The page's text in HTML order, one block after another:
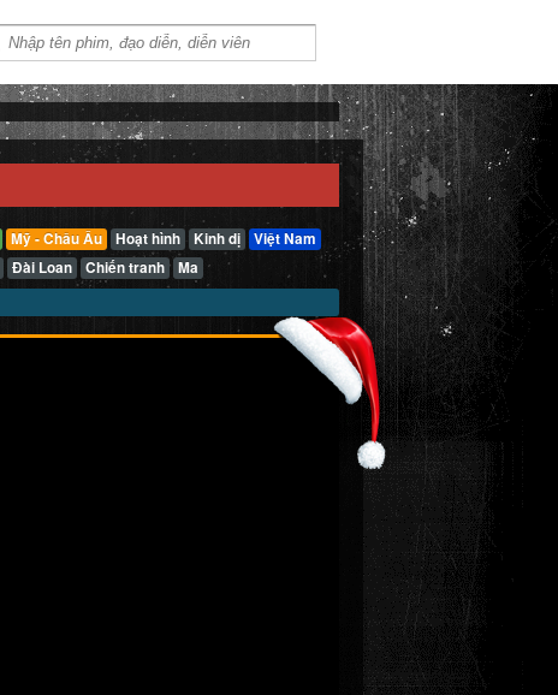
Mỹ - Châu Âu Hoạt hình Kinh dị
Việt Nam
Đài Loan Chiến tranh Ma